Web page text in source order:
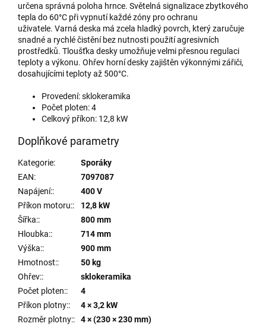
určena správná poloha hrnce. Světelná signalizace zbytkového
tepla do 60°C při vypnutí každé zóny pro ochranu
uživatele. Varná deska má zcela hladký povrch, který zaručuje
snadné a rychlé čistění bez nutnosti použití agresivních
prostředků. Tloušťka desky umožňuje velmi přesnou regulaci
teploty a výkonu. Ohřev horní desky zajištěn výkonnými zářiči,
dosahujícími teploty až 500°C.
Provedení: sklokeramika
Počet ploten: 4
Celkový příkon: 12,8 kW
Doplňkové parametry
Kategorie:
Sporáky
EAN:
7097087
Napájení::
400 V
Příkon motoru::
12,8 kW
Šířka::
800 mm
Hloubka::
714 mm
Výška::
900 mm
Hmotnost::
50 kg
Ohřev::
sklokeramika
Počet ploten::
4
Příkon plotny::
4 × 3,2 kW
Rozměr plotny:: 4 × (230 × 230 mm)